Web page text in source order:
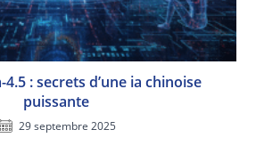
: secrets d’une ia chinoise
puissante
29 septembre 2025